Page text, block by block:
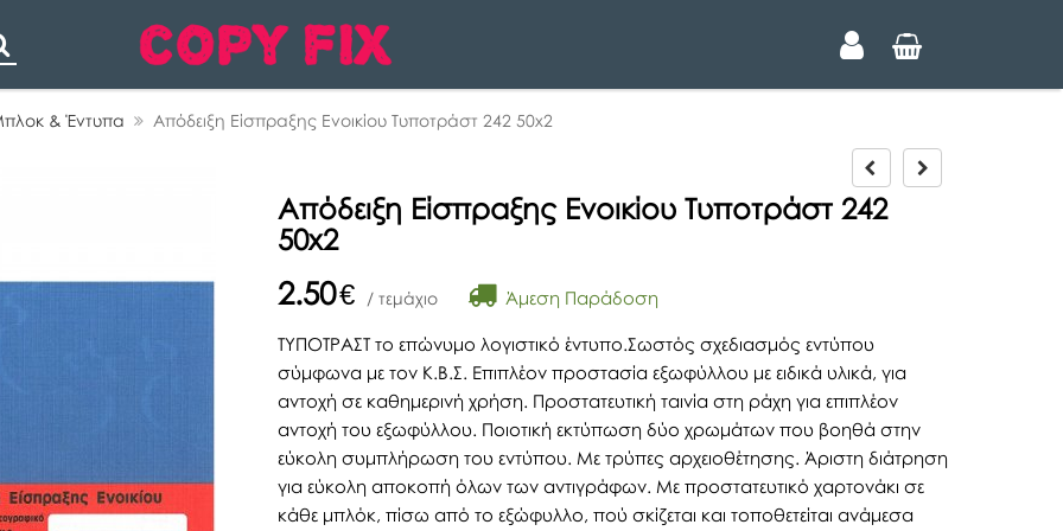
& Έντυπα Απόδειξη Είσπραξης Ενοικίου Τυποτράστ 242 50x2
P
r
e
e
Απόδειξη Είσπραξης Ενοικίου Τυποτράστ 242
50x2
2.50€ / τεμάχιο Άμεση Παράδοση
ΤΥΠΟΤΡΑΣΤ το επώνυμο λογιστικό έντυπο.Σωστός σχεδιασμός εντύπου
σύμφωνα με τον Κ.Β.Σ. Επιπλέον προστασία εξωφύλλου με ειδικά υλικά, για
αντοχή σε καθημερινή χρήση. Προστατευτική ταινία στη ράχη για επιπλέον
αντοχή του εξωφύλλου. Ποιοτική εκτύπωση δύο χρωμάτων που βοηθά στην
εύκολη συμπλήρωση του εντύπου. Με τρύπες αρχειοθέτησης. Άριστη διάτρηση
για εύκολη αποκοπή όλων των αντιγράφων. Με προστατευτικό χαρτονάκι σε
κάθε μπλόκ, πίσω από το εξώφυλλο, πού σκίζεται και τοποθετείται ανάμεσα